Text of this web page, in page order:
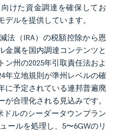
けた資金調達を確保してお
デルを提供しています。
法（IRA）の税額控除から恩
金属を国内調達コンテンツと
ン州の2025年引取責任法およ
年立地規則が準州レベルの確
に予定されている連邦普遍廃
合理化される見込みです。
ドルのシーダータウンプラン
ールを処理し、5〜6GWのリ